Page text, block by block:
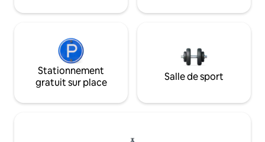
Stationnement
gratuit sur place
Salle de sport